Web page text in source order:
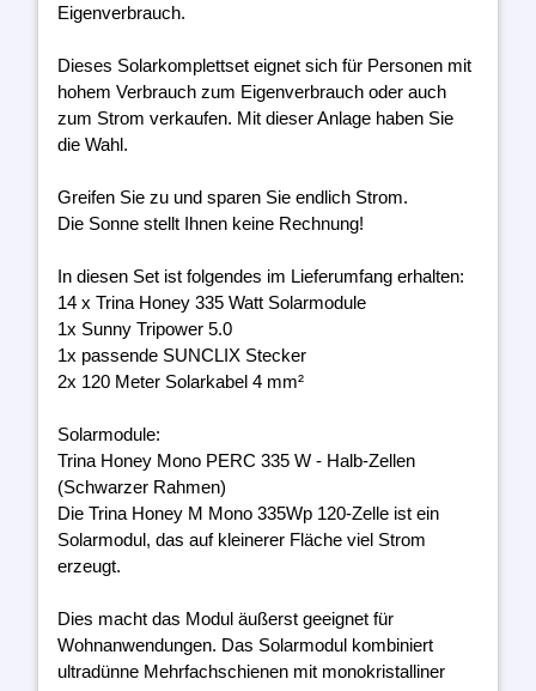
Eigenverbrauch.
Dieses Solarkomplettset eignet sich für Personen mit
hohem Verbrauch zum Eigenverbrauch oder auch
zum Strom verkaufen. Mit dieser Anlage haben Sie
die Wahl.
Greifen Sie zu und sparen Sie endlich Strom.
Die Sonne stellt Ihnen keine Rechnung!
In diesen Set ist folgendes im Lieferumfang erhalten:
14 x Trina Honey 335 Watt Solarmodule
1x Sunny Tripower 5.0
1x passende SUNCLIX Stecker
2x 120 Meter Solarkabel 4 mm²
Solarmodule:
Trina Honey Mono PERC 335 W - Halb-Zellen
(Schwarzer Rahmen)
Die Trina Honey M Mono 335Wp 120-Zelle ist ein
Solarmodul, das auf kleinerer Fläche viel Strom
erzeugt.
Dies macht das Modul äußerst geeignet für
Wohnanwendungen. Das Solarmodul kombiniert
ultradünne Mehrfachschienen mit monokristalliner